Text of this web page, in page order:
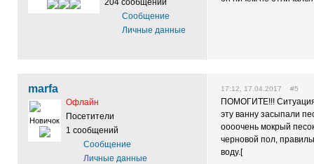
204 сообщений
Сообщение
Личные данные
marfa
Новичок
Офлайн
Посетители
1 сообщений
Сообщение
Личные данные
17:12, 17.04.2017 #5
ПОМОГИТЕ!!! Ситуация
эту ванну засыпали
оооочень мокрый
черновой пол,
воду.[